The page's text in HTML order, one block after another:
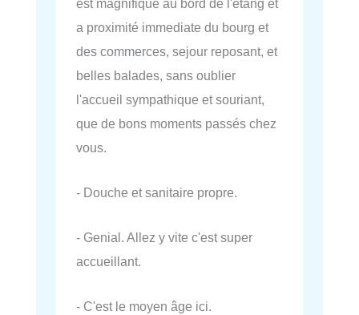
a proximité immediate du bourg et
des commerces, sejour reposant, et
belles balades, sans oublier
l'accueil sympathique et souriant,
que de bons moments passés chez
vous.
- Douche et sanitaire propre.
- Genial. Allez y vite c'est super
accueillant.
- C'est le moyen âge ici.